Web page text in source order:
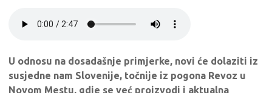
U odnosu na dosadašnje primjerke, novi će dolaziti iz
susjedne nam Slovenije, točnije iz pogona Revoz u
Novom Mestu, gdje se već proizvodi i aktualna